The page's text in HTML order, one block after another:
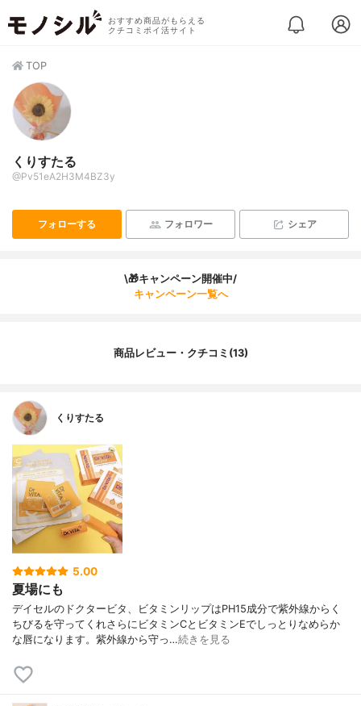
おすすめ商品がもらえる
クチコミポイ活サイト
TOP
くりすたる
@Pv51eA2H3M4BZ3y
フォローする フォロワー シェア
\🎁キャンペーン開催中/
キャンペーン一覧へ
商品レビュー・クチコミ(13)
くりすたる
5.00
夏場にも
デイセルのドクタービタ、ビタミンリップはPH15成分で紫外線からく
ちびるを守ってくれさらにビタミンCとビタミンEでしっとりなめらか
な唇になります。紫外線から守っ…続きを見る